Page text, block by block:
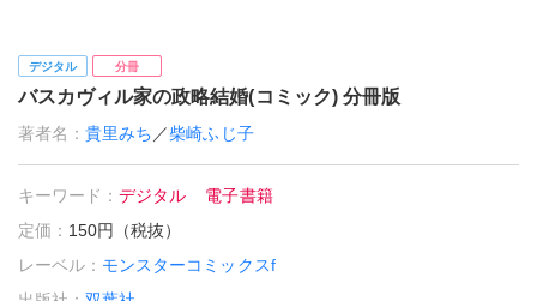
デジタル 分冊
バスカヴィル家の政略結婚(コミック) 分冊版
著者名：貴里みち ／柴崎ふじ子
キーワード：デジタル
電子書籍
定価： 150円（税抜）
レーベル： モンスターコミックスf